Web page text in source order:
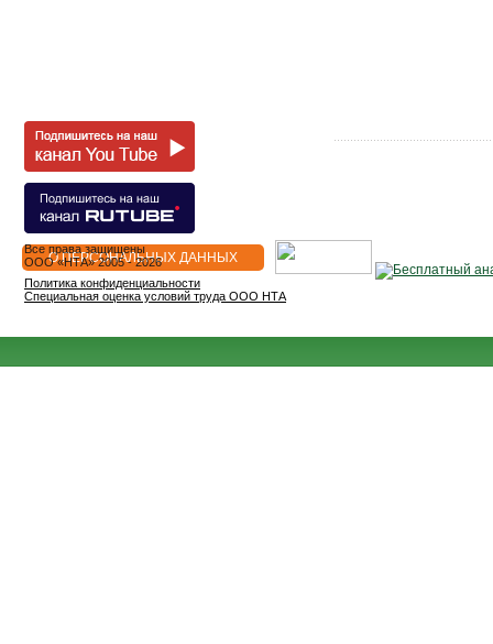
О ПЕРСОНАЛЬНЫХ ДАННЫХ
Все права защищены
OOO «НТА» 2005 - 2026
Политика конфиденциальности
Специальная оценка условий труда ООО НТА